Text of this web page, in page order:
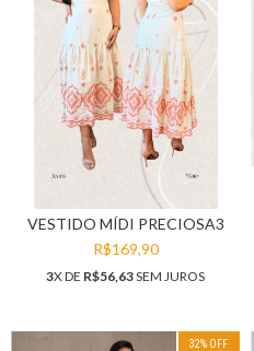
VESTIDO MÍDI PRECIOSA3
R$169,90
3X DE R$56,63SEM JUROS
32% OFF